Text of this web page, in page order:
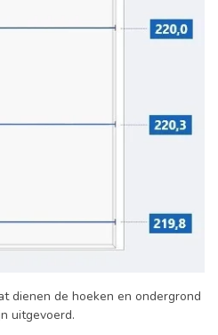
dienen de hoeken en ondergrond
uitgevoerd.